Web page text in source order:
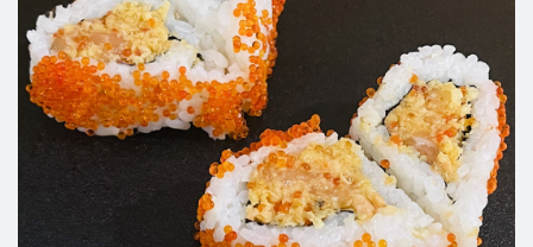
Rechercher